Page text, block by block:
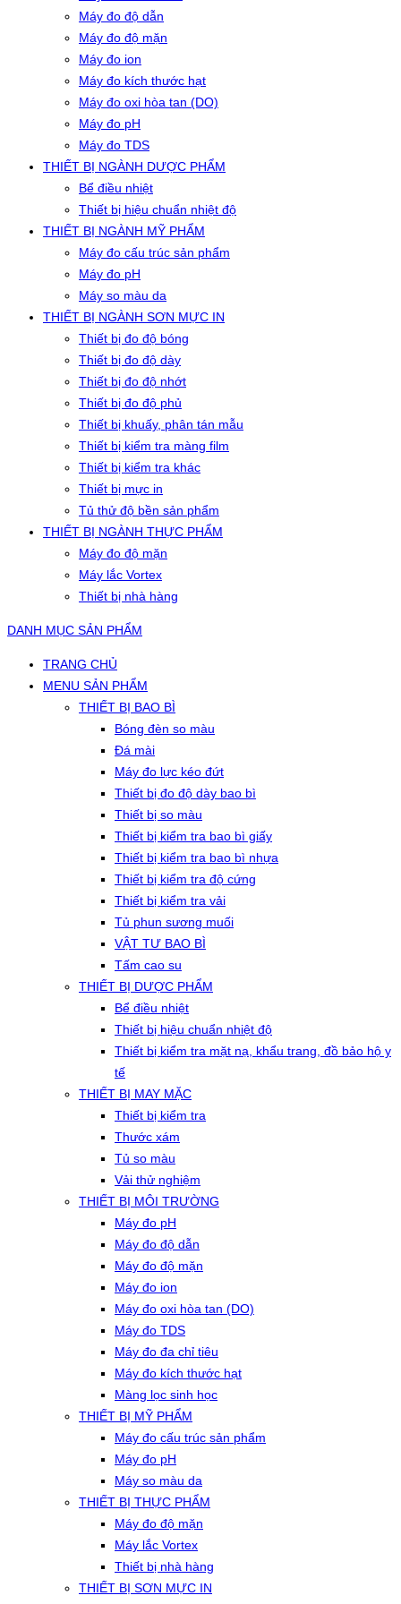
Máy đo độ dẫn
Máy đo độ mặn
Máy đo ion
Máy đo kích thước hạt
Máy đo oxi hòa tan (DO)
Máy đo pH
Máy đo TDS
THIẾT BỊ NGÀNH DƯỢC PHẨM
Bể điều nhiệt
Thiết bị hiệu chuẩn nhiệt độ
THIẾT BỊ NGÀNH MỸ PHẨM
Máy đo cấu trúc sản phẩm
Máy đo pH
Máy so màu da
THIẾT BỊ NGÀNH SƠN MỰC IN
Thiết bị đo độ bóng
Thiết bị đo độ dày
Thiết bị đo độ nhớt
Thiết bị đo độ phủ
Thiết bị khuấy, phân tán mẫu
Thiết bị kiểm tra màng film
Thiết bị kiểm tra khác
Thiết bị mực in
Tủ thử độ bền sản phẩm
THIẾT BỊ NGÀNH THỰC PHẨM
Máy đo độ mặn
Máy lắc Vortex
Thiết bị nhà hàng
DANH MỤC SẢN PHẨM
TRANG CHỦ
MENU SẢN PHẨM
THIẾT BỊ BAO BÌ
Bóng đèn so màu
Đá mài
Máy đo lực kéo đứt
Thiết bị đo độ dày bao bì
Thiết bị so màu
Thiết bị kiểm tra bao bì giấy
Thiết bị kiểm tra bao bì nhựa
Thiết bị kiểm tra độ cứng
Thiết bị kiểm tra vải
Tủ phun sương muối
VẬT TƯ BAO BÌ
Tấm cao su
THIẾT BỊ DƯỢC PHẨM
Bể điều nhiệt
Thiết bị hiệu chuẩn nhiệt độ
Thiết bị kiểm tra mặt nạ, khẩu trang, đồ bảo hộ y
tế
THIẾT BỊ MAY MẶC
Thiết bị kiểm tra
Thước xám
Tủ so màu
Vải thử nghiệm
THIẾT BỊ MÔI TRƯỜNG
Máy đo pH
Máy đo độ dẫn
Máy đo độ mặn
Máy đo ion
Máy đo oxi hòa tan (DO)
Máy đo TDS
Máy đo đa chỉ tiêu
Máy đo kích thước hạt
Màng lọc sinh học
THIẾT BỊ MỸ PHẨM
Máy đo cấu trúc sản phẩm
Máy đo pH
Máy so màu da
THIẾT BỊ THỰC PHẨM
Máy đo độ mặn
Máy lắc Vortex
Thiết bị nhà hàng
THIẾT BỊ SƠN MỰC IN